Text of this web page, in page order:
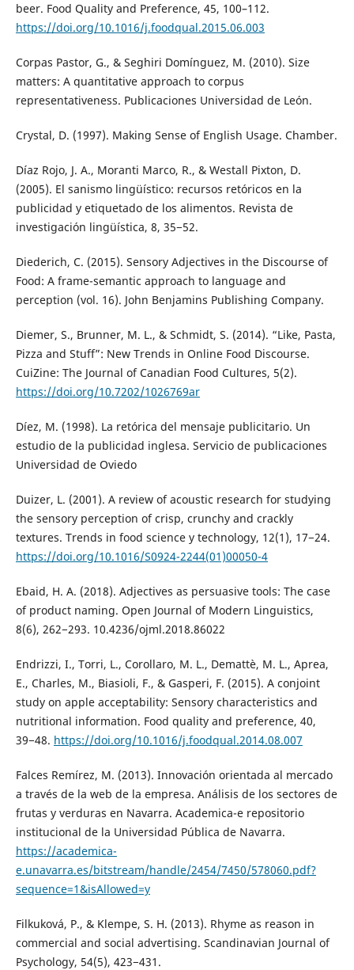
beer. Food Quality and Preference, 45, 100–112.
https://doi.org/10.1016/j.foodqual.2015.06.003
Corpas Pastor, G., & Seghiri Domínguez, M. (2010). Size
matters: A quantitative approach to corpus
representativeness. Publicaciones Universidad de León.
Crystal, D. (1997). Making Sense of English Usage. Chamber.
Díaz Rojo, J. A., Moranti Marco, R., & Westall Pixton, D.
(2005). El sanismo lingüístico: recursos retóricos en la
publicidad y etiquetado de los alimentos. Revista de
investigación lingüística, 8, 35−52.
Diederich, C. (2015). Sensory Adjectives in the Discourse of
Food: A frame-semantic approach to language and
perception (vol. 16). John Benjamins Publishing Company.
Diemer, S., Brunner, M. L., & Schmidt, S. (2014). “Like, Pasta,
Pizza and Stuff”: New Trends in Online Food Discourse.
CuiZine: The Journal of Canadian Food Cultures, 5(2).
https://doi.org/10.7202/1026769ar
Díez, M. (1998). La retórica del mensaje publicitario. Un
estudio de la publicidad inglesa. Servicio de publicaciones
Universidad de Oviedo
Duizer, L. (2001). A review of acoustic research for studying
the sensory perception of crisp, crunchy and crackly
textures. Trends in food science y technology, 12(1), 17−24.
https://doi.org/10.1016/S0924-2244(01)00050-4
Ebaid, H. A. (2018). Adjectives as persuasive tools: The case
of product naming. Open Journal of Modern Linguistics,
8(6), 262−293. 10.4236/ojml.2018.86022
Endrizzi, I., Torri, L., Corollaro, M. L., Demattè, M. L., Aprea,
E., Charles, M., Biasioli, F., & Gasperi, F. (2015). A conjoint
study on apple acceptability: Sensory characteristics and
nutritional information. Food quality and preference, 40,
39−48. https://doi.org/10.1016/j.foodqual.2014.08.007
Falces Remírez, M. (2013). Innovación orientada al mercado
a través de la web de la empresa. Análisis de los sectores de
frutas y verduras en Navarra. Academica-e repositorio
institucional de la Universidad Pública de Navarra.
https://academica-
e.unavarra.es/bitstream/handle/2454/7450/578060.pdf?
sequence=1&isAllowed=y
Filkuková, P., & Klempe, S. H. (2013). Rhyme as reason in
commercial and social advertising. Scandinavian Journal of
Psychology, 54(5), 423−431.